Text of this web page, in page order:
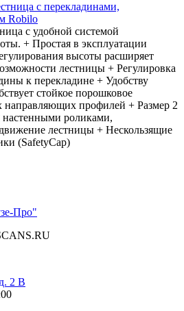
с перекладинами,
Robilo
с удобной системой
+ Простая в эксплуатации
высоты расширяет
лестницы + Регулировка
к перекладине + Удобству
стойкое порошковое
направляющих профилей + Размер 2
настенными роликами,
лестницы + Нескользящие
(SafetyCap)
Про"
2 В